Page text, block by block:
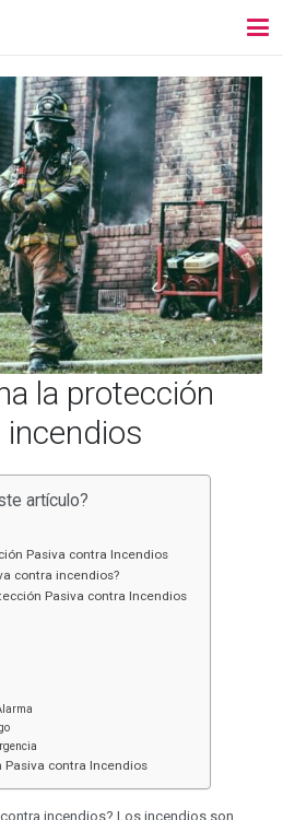
la protección
incendios
artículo?
Pasiva contra Incendios
contra incendios?
Pasiva contra Incendios
contra Incendios
incendios? Los incendios son